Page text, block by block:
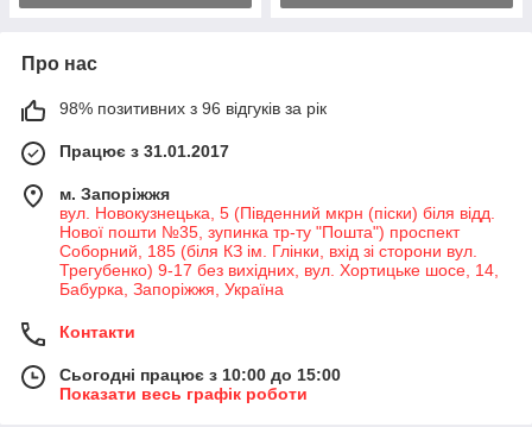
Про нас
98% позитивних з 96 відгуків за рік
Працює з 31.01.2017
м. Запоріжжя
вул. Новокузнецька, 5 (Південний мкрн (піски) біля відд.
Нової пошти №35, зупинка тр-ту "Пошта") проспект
Соборний, 185 (біля КЗ ім. Глінки, вхід зі сторони вул.
Трегубенко) 9-17 без вихідних, вул. Хортицьке шосе, 14,
Бабурка, Запоріжжя, Україна
Контакти
Сьогодні працює з 10:00 до 15:00
Показати весь графік роботи